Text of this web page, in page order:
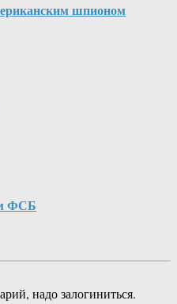
шпионом
ФСБ
надо залогиниться.